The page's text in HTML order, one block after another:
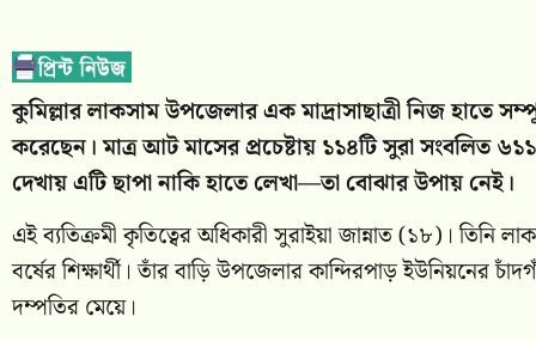
কুমিল্লার লাকসাম উপজেলার এক মাদ্রাসাছাত্রী নিজ হাতে
করেছেন। মাত্র আট মাসের প্রচেষ্টায় ১১৪টি সুরা সংবলিত
দেখায় এটি ছাপা নাকি হাতে লেখা—তা বোঝার উপায় নেই।
এই ব্যতিক্রমী কৃতিত্বের অধিকারী সুরাইয়া জান্নাত (১৮)। তিনি
বর্ষের শিক্ষার্থী। তাঁর বাড়ি উপজেলার কান্দিরপাড় ইউনিয়নের
দম্পতির মেয়ে।